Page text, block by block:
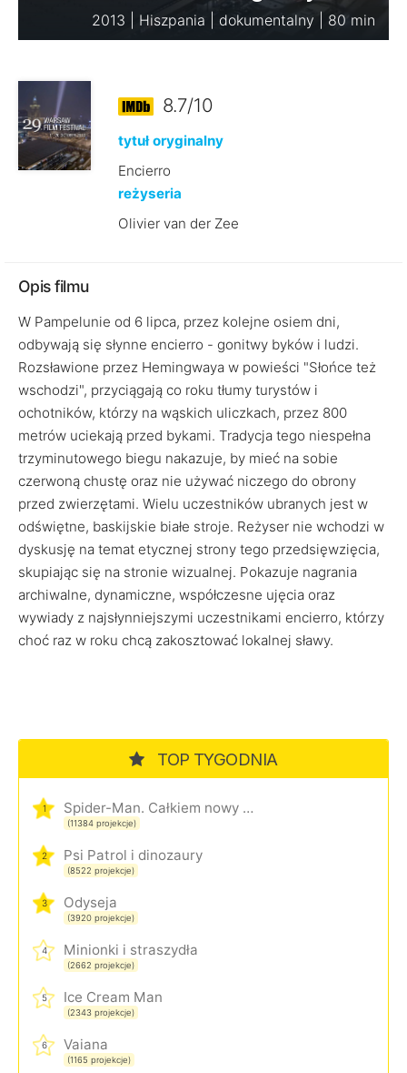
2013 | Hiszpania | dokumentalny | 80 min
8.7/10
tytuł oryginalny
Encierro
reżyseria
Olivier van der Zee
Opis filmu
W Pampelunie od 6 lipca, przez kolejne osiem dni,
odbywają się słynne encierro - gonitwy byków i ludzi.
Rozsławione przez Hemingwaya w powieści "Słońce też
wschodzi", przyciągają co roku tłumy turystów i
ochotników, którzy na wąskich uliczkach, przez 800
metrów uciekają przed bykami. Tradycja tego niespełna
trzyminutowego biegu nakazuje, by mieć na sobie
czerwoną chustę oraz nie używać niczego do obrony
przed zwierzętami. Wielu uczestników ubranych jest w
odświętne, baskijskie białe stroje. Reżyser nie wchodzi w
dyskusję na temat etycznej strony tego przedsięwzięcia,
skupiając się na stronie wizualnej. Pokazuje nagrania
archiwalne, dynamiczne, współczesne ujęcia oraz
wywiady z najsłynniejszymi uczestnikami encierro, którzy
choć raz w roku chcą zakosztować lokalnej sławy.
TOP TYGODNIA
1 Spider-Man. Całkiem nowy dzień
(11384 projekcje)
2 Psi Patrol i dinozaury
(8522 projekcje)
3 Odyseja
(3920 projekcje)
4 Minionki i straszydła
(2662 projekcje)
5 Ice Cream Man
(2343 projekcje)
6 Vaiana
(1165 projekcje)